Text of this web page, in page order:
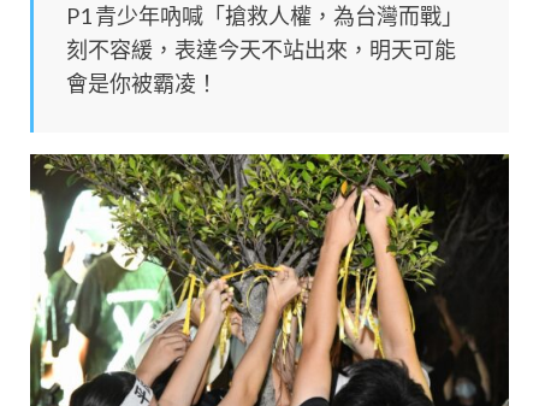
P1 青少年吶喊「搶救人權，為台灣而戰」
刻不容緩，表達今天不站出來，明天可能
會是你被霸凌！